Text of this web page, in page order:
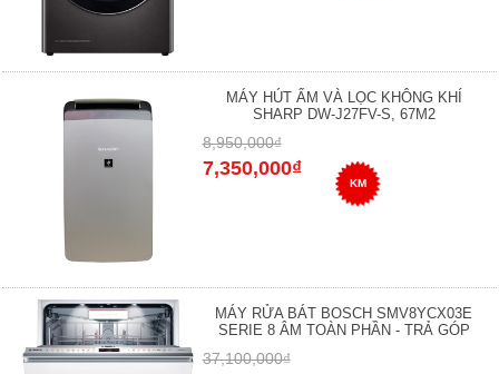
MÁY HÚT ẨM VÀ LỌC KHÔNG KHÍ
SHARP DW-J27FV-S, 67M2
8,950,000₫
7,350,000₫
KM
MÁY RỬA BÁT BOSCH SMV8YCX03E
SERIE 8 ÂM TOÀN PHẦN - TRẢ GÓP
37,100,000₫